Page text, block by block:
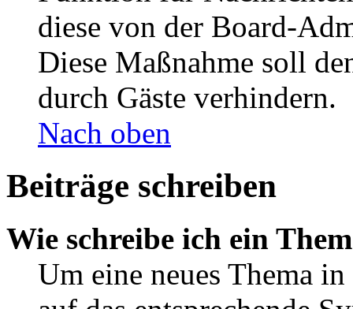
diese von der Board-
Diese Maßnahme soll
durch Gäste verhindern.
Nach oben
Beiträge schreiben
Wie schreibe ich ein
Um eine neues Thema